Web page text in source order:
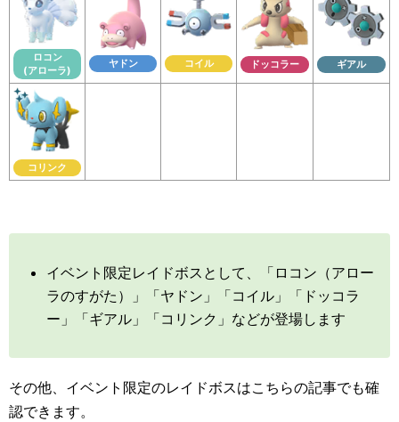
ロコン
(アローラ)
ヤドン コイル ドッコラー ギアル
コリンク
イベント限定レイドボスとして、「ロコン（アロー
ラのすがた）」「ヤドン」「コイル」「ドッコラ
ー」「ギアル」「コリンク」などが登場します
その他、イベント限定のレイドボスはこちらの記事でも確
認できます。